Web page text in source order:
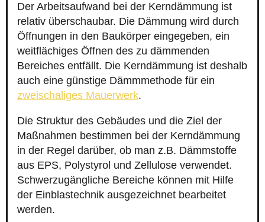
Der Arbeitsaufwand bei der Kerndämmung ist
relativ überschaubar. Die Dämmung wird durch
Öffnungen in den Baukörper eingegeben, ein
weitflächiges Öffnen des zu dämmenden
Bereiches entfällt. Die Kerndämmung ist deshalb
auch eine günstige Dämmmethode für ein
zweischaliges Mauerwerk.
Die Struktur des Gebäudes und die Ziel der
Maßnahmen bestimmen bei der Kerndämmung
in der Regel darüber, ob man z.B. Dämmstoffe
aus EPS, Polystyrol und Zellulose verwendet.
Schwerzugängliche Bereiche können mit Hilfe
der Einblastechnik ausgezeichnet bearbeitet
werden.